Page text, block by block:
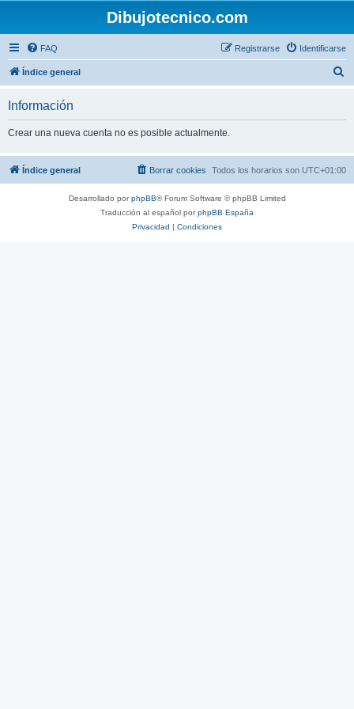
Dibujotecnico.com
FAQ Identificarse
Registrarse
Índice general
r
Información
Crear una nueva cuenta no es posible actualmente.
Índice general Todos los horarios son UTC+01:00
Borrar cookies
Desarrollado porphpBB® Forum Software © phpBB Limited
Traducción al español porphpBB España
Privacidad | Condiciones